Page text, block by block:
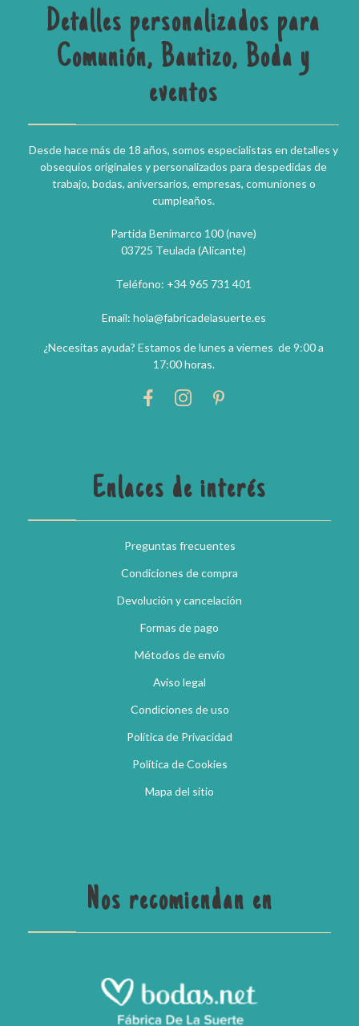
Detalles personalizados para
Comunión, Bautizo, Boda y
eventos
Desde hace más de 18 años, somos especialistas en detalles y
obsequios originales y personalizados para despedidas de
trabajo, bodas, aniversarios, empresas, comuniones o
cumpleaños.
Partida Benimarco 100 (nave)
03725 Teulada (Alicante)
Teléfono: +34 965 731 401
Email: hola@fabricadelasuerte.es
¿Necesitas ayuda? Estamos de lunes a viernes de 9:00 a
17:00 horas.
Enlaces de interés
Preguntas frecuentes
Condiciones de compra
Devolución y cancelación
Formas de pago
Métodos de envío
Aviso legal
Condiciones de uso
Política de Privacidad
Política de Cookies
Mapa del sitio
Nos recomiendan en